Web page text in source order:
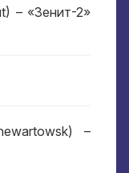
– «Зенит-2»
–